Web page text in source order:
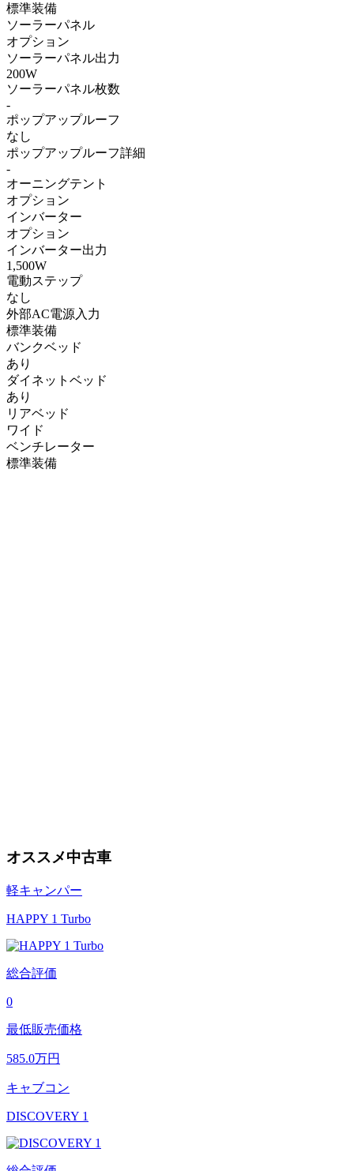
標準装備
ソーラーパネル
オプション
ソーラーパネル出力
200W
ソーラーパネル枚数
-
ポップアップルーフ
なし
ポップアップルーフ詳細
-
オーニングテント
オプション
インバーター
オプション
インバーター出力
1,500W
電動ステップ
なし
外部AC電源入力
標準装備
バンクベッド
あり
ダイネットベッド
あり
リアベッド
ワイド
ベンチレーター
標準装備
オススメ中古車
軽キャンパー
HAPPY 1 Turbo
総合評価
0
最低販売価格
585.0万円
キャブコン
DISCOVERY 1